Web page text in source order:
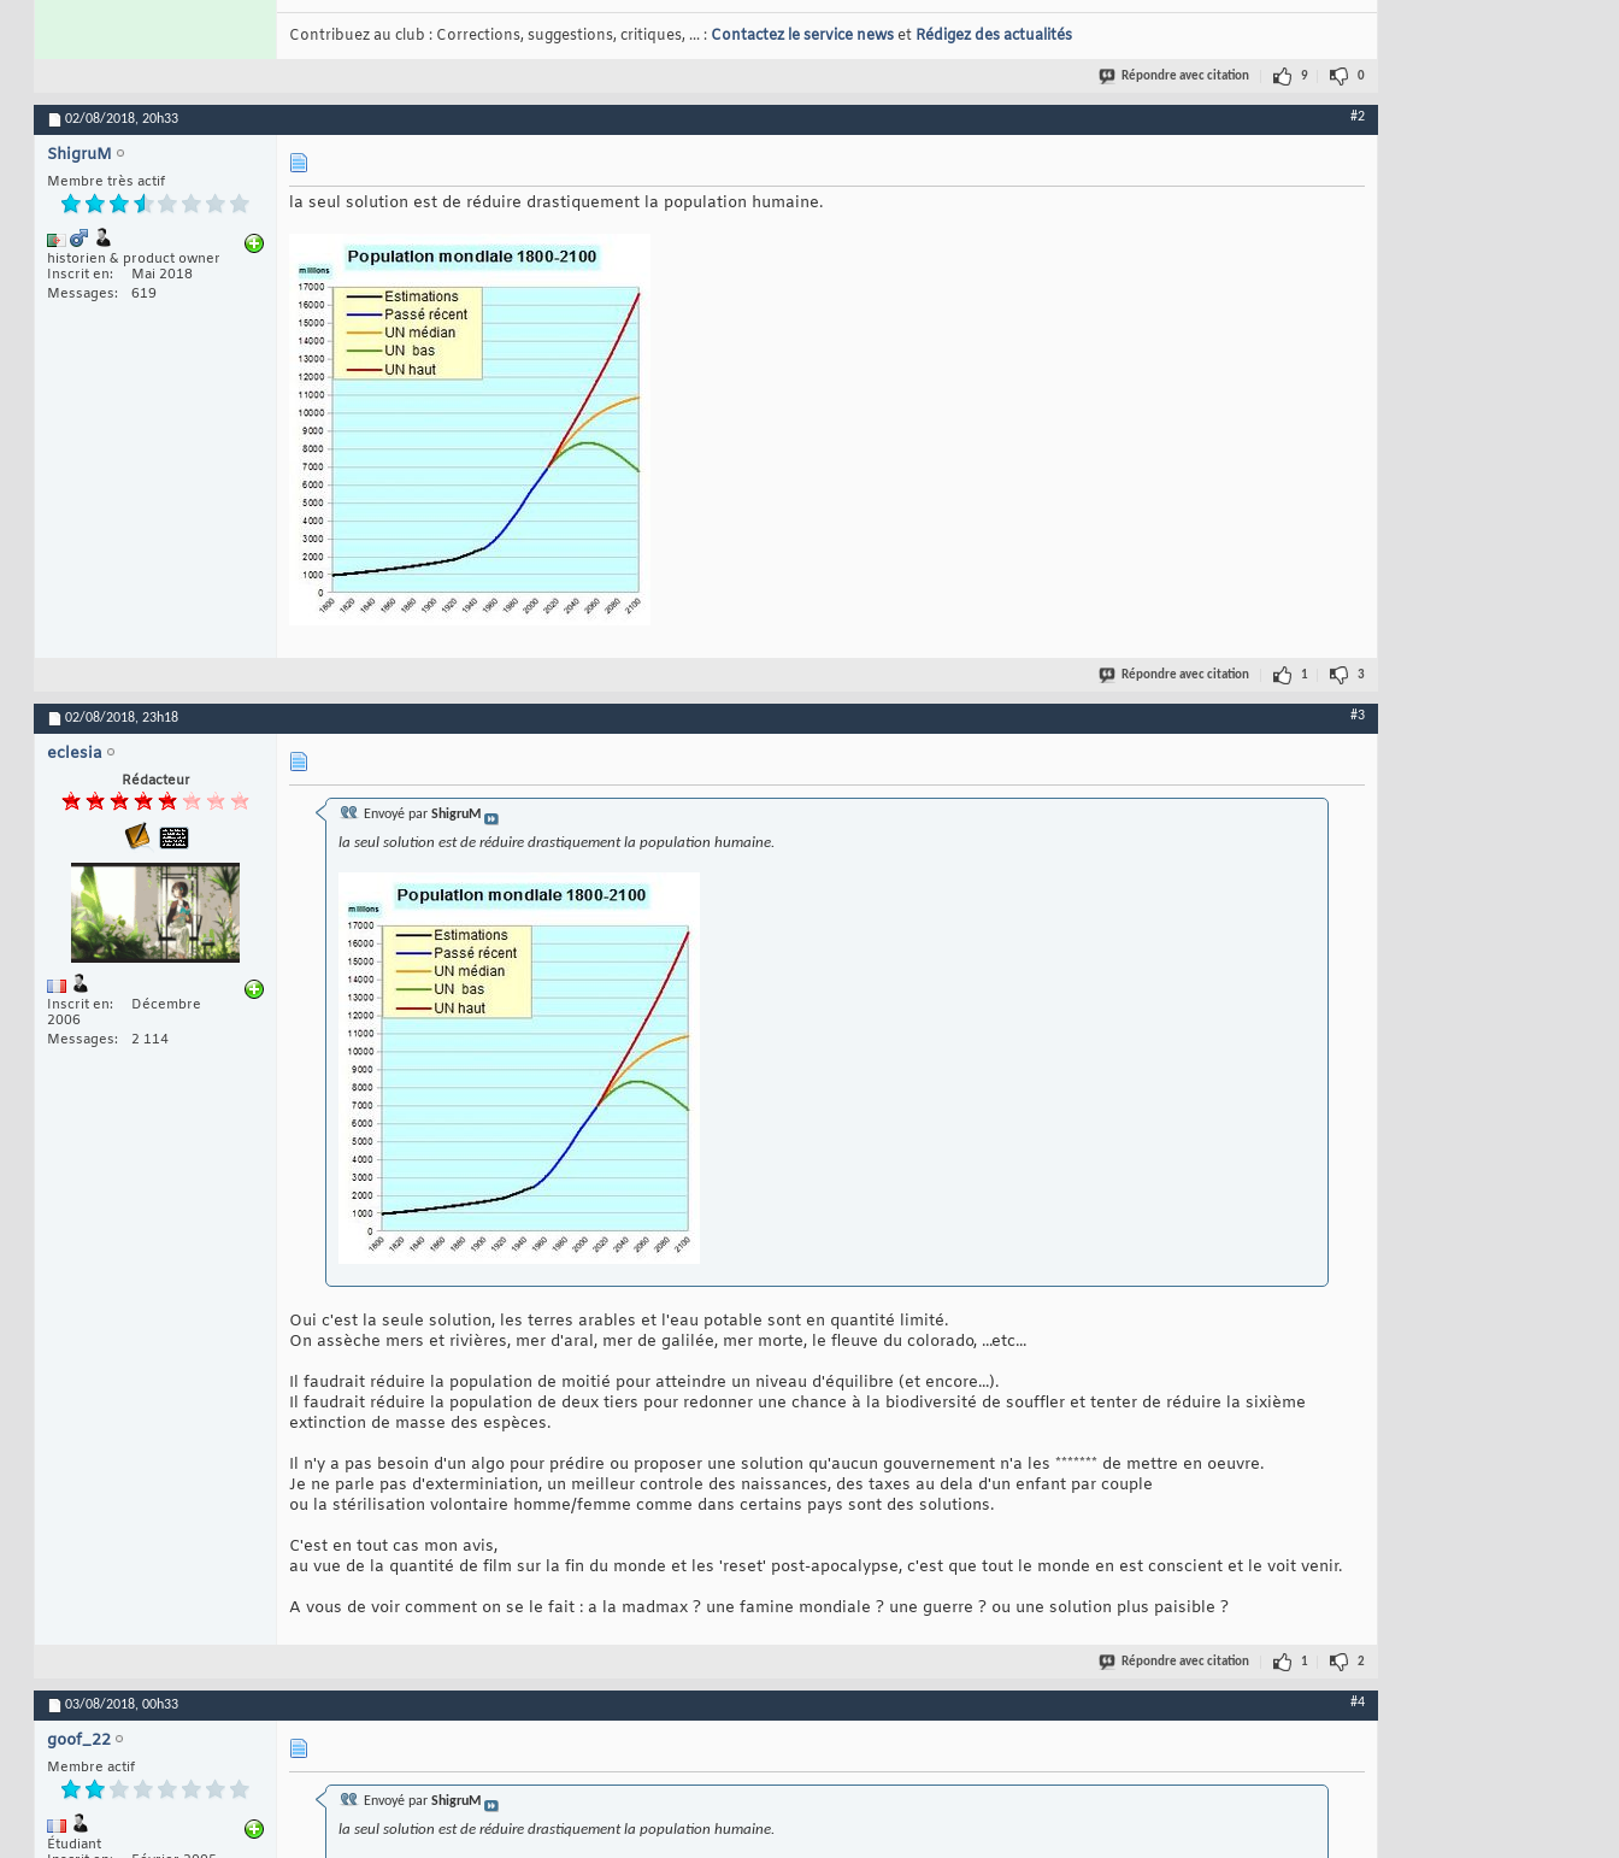
Contribuez au club : Corrections, suggestions, critiques, ... : Contactez le service newset Rédigez des actualités
Répondre avec citation 9 0
02/08/2018, 20h33 #2
ShigruM
Membre très actif
historien & product owner
Inscrit en
Mai 2018
Messages
619
la seul solution est de réduire drastiquement la population humaine.
Répondre avec citation 1 3
02/08/2018, 23h18 #3
eclesia
Rédacteur
Inscrit en
Décembre
2006
Messages
2 114
Envoyé par ShigruM
la seul solution est de réduire drastiquement la population humaine.
Oui c'est la seule solution, les terres arables et l'eau potable sont en quantité limité.
On assèche mers et rivières, mer d'aral, mer de galilée, mer morte, le fleuve du colorado, ...etc...
Il faudrait réduire la population de moitié pour atteindre un niveau d'équilibre (et encore...).
Il faudrait réduire la population de deux tiers pour redonner une chance à la biodiversité de souffler et tenter de réduire la sixième
extinction de masse des espèces.
Il n'y a pas besoin d'un algo pour prédire ou proposer une solution qu'aucun gouvernement n'a les ******* de mettre en oeuvre.
Je ne parle pas d'exterminiation, un meilleur controle des naissances, des taxes au dela d'un enfant par couple
ou la stérilisation volontaire homme/femme comme dans certains pays sont des solutions.
C'est en tout cas mon avis,
au vue de la quantité de film sur la fin du monde et les 'reset' post-apocalypse, c'est que tout le monde en est conscient et le voit venir.
A vous de voir comment on se le fait : a la madmax ? une famine mondiale ? une guerre ? ou une solution plus paisible ?
Répondre avec citation 1 2
03/08/2018, 00h33 #4
goof_22
Membre actif
Étudiant
Envoyé par ShigruM
la seul solution est de réduire drastiquement la population humaine.